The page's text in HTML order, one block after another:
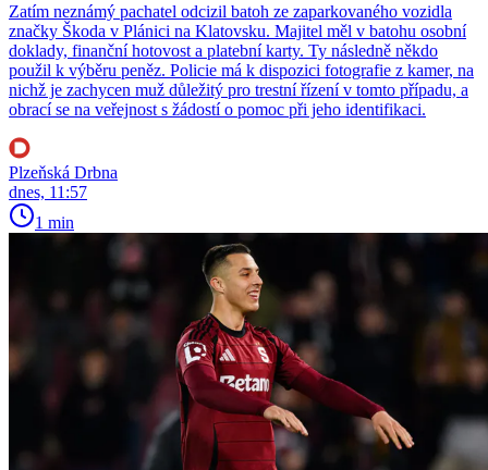
Zatím neznámý pachatel odcizil batoh ze zaparkovaného vozidla
značky Škoda v Plánici na Klatovsku. Majitel měl v batohu osobní
doklady, finanční hotovost a platební karty. Ty následně někdo
použil k výběru peněz. Policie má k dispozici fotografie z kamer, na
nichž je zachycen muž důležitý pro trestní řízení v tomto případu, a
obrací se na veřejnost s žádostí o pomoc při jeho identifikaci.
Plzeňská Drbna
dnes, 11:57
1 min